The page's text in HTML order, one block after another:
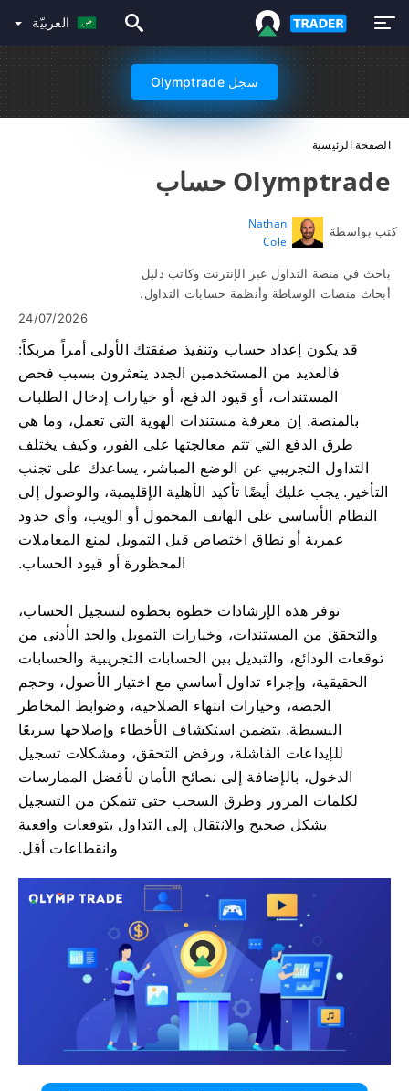
العربيّة
سجل Olymptrade
الصفحة الرئيسية
Olymptrade حساب
كتب بواسطة
Nathan
Cole
باحث في منصة التداول عبر الإنترنت وكاتب دليل
أبحاث منصات الوساطة وأنظمة حسابات التداول.
24/07/2026
قد يكون إعداد حساب وتنفيذ صفقتك الأولى أمراً مربكاً:
فالعديد من المستخدمين الجدد يتعثرون بسبب فحص
المستندات، أو قيود الدفع، أو خيارات إدخال الطلبات
بالمنصة. إن معرفة مستندات الهوية التي تعمل، وما هي
طرق الدفع التي تتم معالجتها على الفور، وكيف يختلف
التداول التجريبي عن الوضع المباشر، يساعدك على تجنب
التأخير. يجب عليك أيضًا تأكيد الأهلية الإقليمية، والوصول إلى
النظام الأساسي على الهاتف المحمول أو الويب، وأي حدود
عمرية أو نطاق اختصاص قبل التمويل لمنع المعاملات
المحظورة أو قيود الحساب.
توفر هذه الإرشادات خطوة بخطوة لتسجيل الحساب،
والتحقق من المستندات، وخيارات التمويل والحد الأدنى من
توقعات الودائع، والتبديل بين الحسابات التجريبية والحسابات
الحقيقية، وإجراء تداول أساسي مع اختيار الأصول، وحجم
الحصة، وخيارات انتهاء الصلاحية، وضوابط المخاطر
البسيطة. يتضمن استكشاف الأخطاء وإصلاحها سريعًا
للإيداعات الفاشلة، ورفض التحقق، ومشكلات تسجيل
الدخول، بالإضافة إلى نصائح الأمان لأفضل الممارسات
لكلمات المرور وطرق السحب حتى تتمكن من التسجيل
بشكل صحيح والانتقال إلى التداول بتوقعات واقعية
وانقطاعات أقل.